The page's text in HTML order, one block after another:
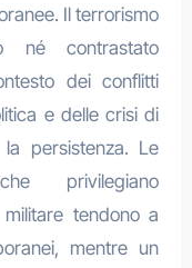
Il terrorismo
contrastato
dei conflitti
e delle crisi di
persistenza. Le
privilegiano
tendono a
mentre un